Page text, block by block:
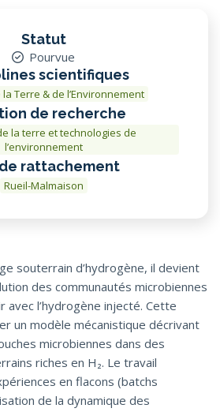
Statut
Pourvue
scientifiques
Terre & de l’Environnement
de recherche
la terre et technologies de
l’environnement
rattachement
Rueil-Malmaison
souterrain d’hydrogène, il devient
des communautés microbiennes
avec l’hydrogène injecté. Cette
un modèle mécanistique décrivant
microbiennes dans des
riches en H₂. Le travail
en flacons (batchs
de la dynamique des